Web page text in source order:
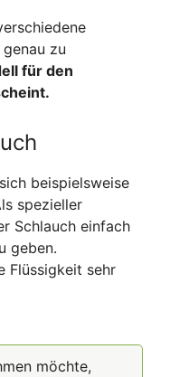
zu
für den
beispielsweise
spezieller
Schlauch einfach
geben.
Flüssigkeit sehr
möchte,